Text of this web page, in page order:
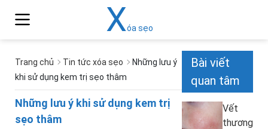
Xóa sẹo
Trang chủ Tin tức xóa sẹo
Những lưu ý
khi sử dụng kem trị sẹo thâm
Những lưu ý khi sử dụng kem trị
sẹo thâm
Bài viết
quan tâm
Vết
thương